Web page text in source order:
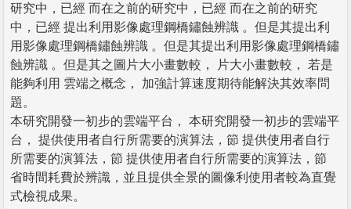
研究中，已經 而在之前的研究中，已經 而在之前的研究
中，已經 提出利用影像處理鋼橋鏽蝕辨識 。但是其提出利
用影像處理鋼橋鏽蝕辨識 。但是其提出利用影像處理鋼橋鏽
蝕辨識 。但是其之圖片大小畫數較， 片大小畫數較， 若是
能夠利用 雲端之概念， 加強計算速度期待能解決其效率問
題。
本研究開發一初步的雲端平台， 本研究開發一初步的雲端平
台， 提供使用者自行所需要的演算法，節 提供使用者自行
所需要的演算法，節 提供使用者自行所需要的演算法，節
省時間耗費於辨識，並且提供全景的圖像利使用者較為直覺
式檢視成果。